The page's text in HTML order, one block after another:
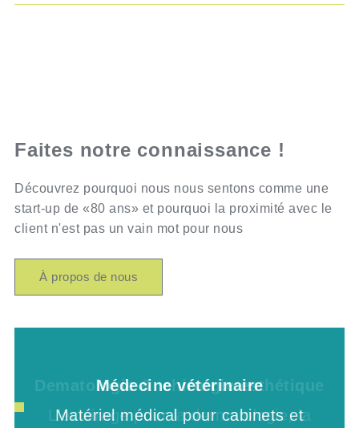
Faites notre connaissance !
Découvrez pourquoi nous nous sentons comme une
start-up de «80 ans» et pourquoi la proximité avec le
client n'est pas un vain mot pour nous
À propos de nous
Médecine vétérinaire
Matériel médical pour cabinets et
Dematologie & chirurgie esthétique
L'éclairage pour la dermatologie, la
Cliniques & hôpitaux
Éclairages d'examens pour